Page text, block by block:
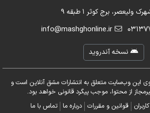
ولیعصر، برج کوثر 1 طبقه 9
info@mashghonline.ir
نسخه آندروید
این وب‌سایت متعلق به انتشارات مشق آنلاین است و
از محتوا، موجب پیگرد قانونی خواهد بود.
قوانین و مقررات درباره ما تماس با ما